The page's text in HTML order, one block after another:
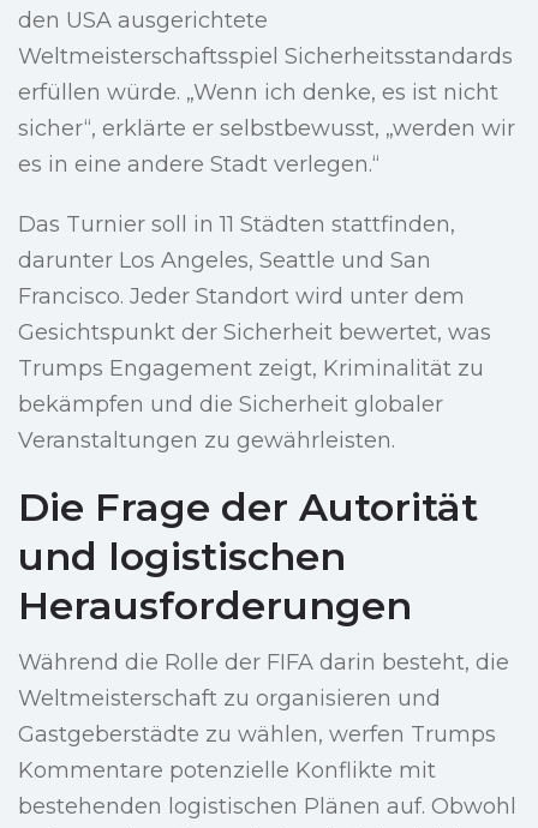
den USA ausgerichtete
Weltmeisterschaftsspiel Sicherheitsstandards
erfüllen würde. „Wenn ich denke, es ist nicht
sicher“, erklärte er selbstbewusst, „werden wir
es in eine andere Stadt verlegen.“
Das Turnier soll in 11 Städten stattfinden,
darunter Los Angeles, Seattle und San
Francisco. Jeder Standort wird unter dem
Gesichtspunkt der Sicherheit bewertet, was
Trumps Engagement zeigt, Kriminalität zu
bekämpfen und die Sicherheit globaler
Veranstaltungen zu gewährleisten.
Die Frage der Autorität
und logistischen
Herausforderungen
Während die Rolle der FIFA darin besteht, die
Weltmeisterschaft zu organisieren und
Gastgeberstädte zu wählen, werfen Trumps
Kommentare potenzielle Konflikte mit
bestehenden logistischen Plänen auf. Obwohl